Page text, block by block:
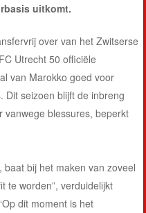
uitkomt.
over van het Zwitserse
Utrecht 50 officiële
van Marokko goed voor
Dit seizoen blijft de inbreng
vanwege blessures, beperkt
baat bij het maken van zoveel
te worden”, verduidelijkt
dit moment is het